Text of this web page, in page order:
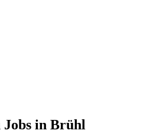
Jobs in Brühl